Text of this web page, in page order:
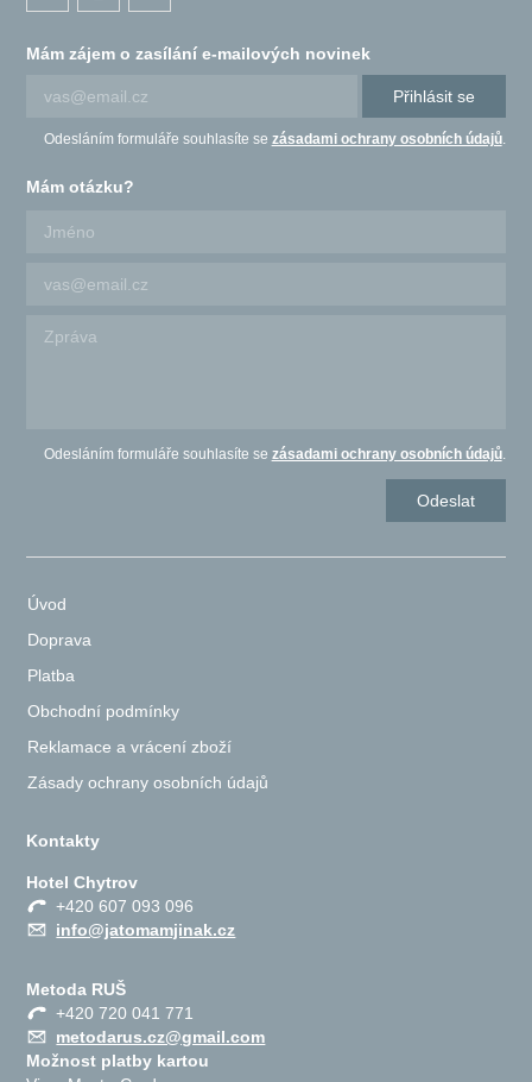
Mám zájem o zasílání e-mailových novinek
Přihlásit se
Odesláním formuláře souhlasíte se zásadami ochrany osobních údajů.
Mám otázku?
Odesláním formuláře souhlasíte se zásadami ochrany osobních údajů.
Úvod
Doprava
Platba
Obchodní podmínky
Reklamace a vrácení zboží
Zásady ochrany osobních údajů
Kontakty
Hotel Chytrov
+420 607 093 096
info@jatomamjinak.cz
Metoda RUŠ
+420 720 041 771
metodarus.cz@gmail.com
Možnost platby kartou